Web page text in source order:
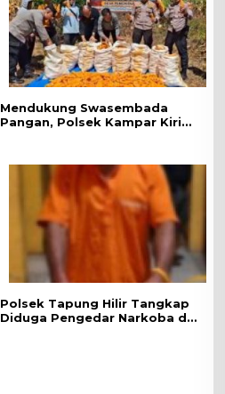
Mendukung Swasembada
Pangan, Polsek Kampar Kiri
Polsek Tapung Hilir Tangkap
Diduga Pengedar Narkoba di